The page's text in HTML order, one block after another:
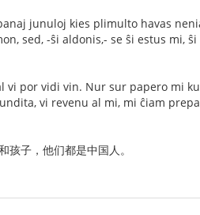
junuloj kies plimulto havas
sed, -ŝi aldonis,- se ŝi estus mi,
por vidi vin. Nur sur papero mi
vi revenu al mi, mi ĉiam
子，他们都是中国人。